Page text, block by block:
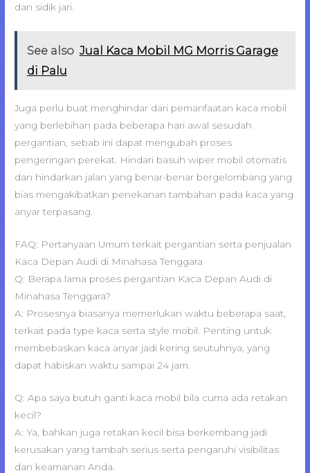
dan sidik jari.
See also Jual Kaca Mobil MG Morris Garage
di Palu
Juga perlu buat menghindar dari pemanfaatan kaca mobil
yang berlebihan pada beberapa hari awal sesudah
pergantian, sebab ini dapat mengubah proses
pengeringan perekat. Hindari basuh wiper mobil otomatis
dan hindarkan jalan yang benar-benar bergelombang yang
bias mengakibatkan penekanan tambahan pada kaca yang
anyar terpasang.
FAQ: Pertanyaan Umum terkait pergantian serta penjualan
Kaca Depan Audi di Minahasa Tenggara
Q: Berapa lama proses pergantian Kaca Depan Audi di
Minahasa Tenggara?
A: Prosesnya biasanya memerlukan waktu beberapa saat,
terkait pada type kaca serta style mobil. Penting untuk
membebaskan kaca anyar jadi kering seutuhnya, yang
dapat habiskan waktu sampai 24 jam.
Q: Apa saya butuh ganti kaca mobil bila cuma ada retakan
kecil?
A: Ya, bahkan juga retakan kecil bisa berkembang jadi
kerusakan yang tambah serius serta pengaruhi visibilitas
dan keamanan Anda.